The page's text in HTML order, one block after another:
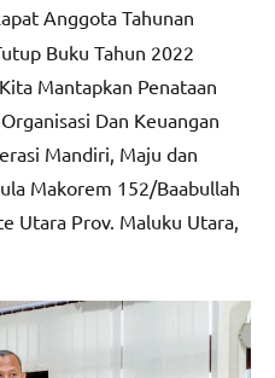
Anggota Tahunan
Buku Tahun 2022
Mantapkan Penataan
Dan Keuangan
Mandiri, Maju dan
Makorem 152/Baabullah
Utara Prov. Maluku Utara,